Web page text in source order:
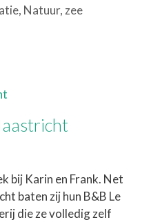
, Natuur, zee
bij Karin en Frank. Net
baten zij hun B&B Le
die ze volledig zelf